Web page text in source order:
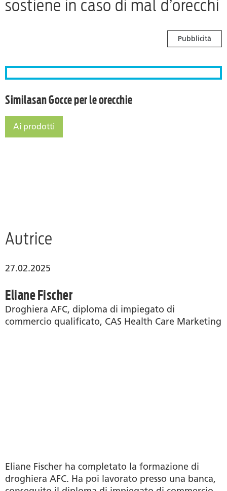
sostiene in caso di mal d’orecchi
Pubblicità
Similasan Gocce per le
Similasan Gocce per le orecchie
Similasan Gocce per le orecchie
Ai prodotti
Autrice
27.02.2025
Eliane Fischer
Droghiera AFC, diploma di impiegato di
commercio qualificato, CAS Health Care Marketing
Eliane Fischer ha completato la formazione di
droghiera AFC. Ha poi lavorato presso una banca,